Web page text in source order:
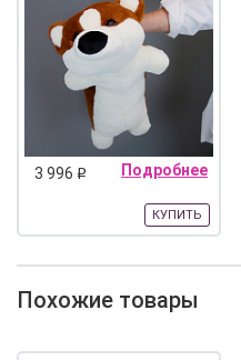
3 996 q Подробнее
КУПИТЬ
Похожие товары